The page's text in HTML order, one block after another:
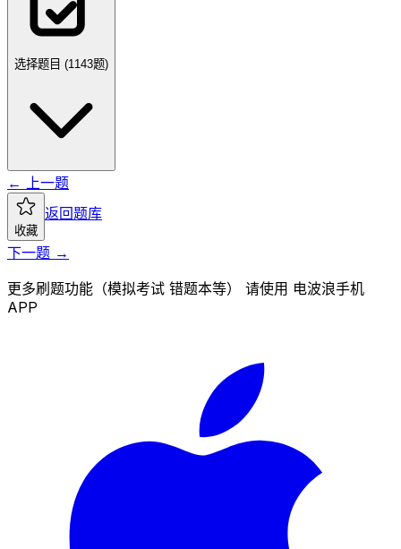
选择题目 (1143题)
← 上一题
收藏
返回题库
下一题 →
更多刷题功能（模拟考试 错题本等） 请使用 电波浪手机
APP